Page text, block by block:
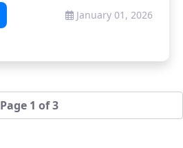
January 01, 2026
Page 1 of 3